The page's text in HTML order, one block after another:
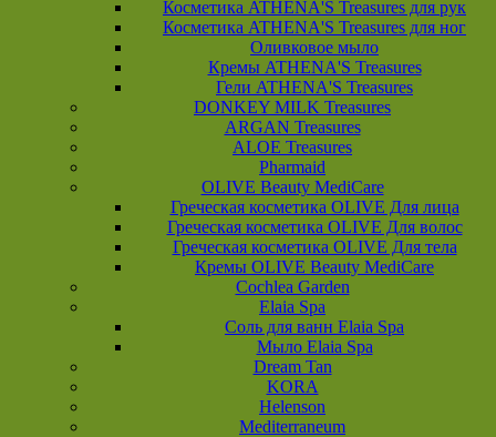
Косметика ATHENA'S Treasures для рук
Косметика ATHENA'S Treasures для ног
Оливковое мыло
Кремы ATHENA'S Treasures
Гели ATHENA'S Treasures
DONKEY MILK Treasures
ARGAN Treasures
ALOE Treasures
Pharmaid
OLIVE Beauty MediCare
Греческая косметика OLIVE Для лица
Греческая косметика OLIVE Для волос
Греческая косметика OLIVE Для тела
Кремы OLIVE Beauty MediCare
Cochlea Garden
Elaia Spa
Соль для ванн Elaia Spa
Мыло Elaia Spa
Dream Tan
KORA
Helenson
Mediterraneum